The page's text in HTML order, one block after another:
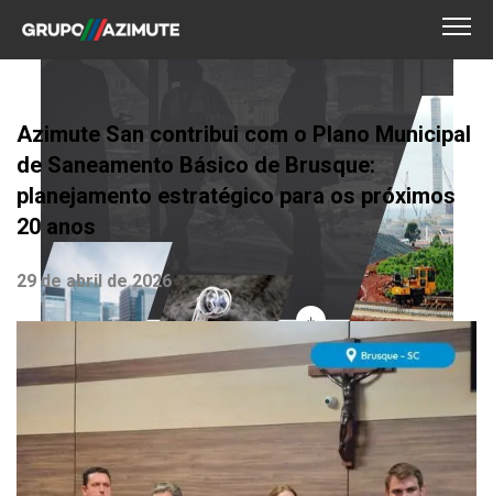
Azimute San contribui com o Plano Municipal
de Saneamento Básico de Brusque:
planejamento estratégico para os próximos
20 anos
29 de abril de 2026